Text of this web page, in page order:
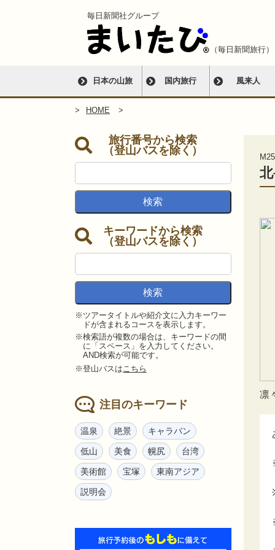
毎日新聞社グループ
（毎日新聞旅行）
日本の山旅 国内旅行 風来人
HOME
旅行番号から検索
（登山バスを除く）
キーワードから検索
（登山バスを除く）
※ツアータイトルや紹介文に入力キーワー
ドが含まれるコースを表示します。
※検索語が複数の場合は、キーワードの間
に「スペース」を入力してください。
AND検索が可能です。
※登山バスは こちら
注目のキーワード
温泉 絶景 キャラバン
低山 美食 幌尻 台湾
美術館 宝塚 東南アジア
説明会
凛